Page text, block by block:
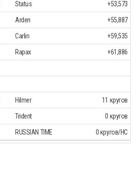
Status +53,573
Arden +55,887
Carlin +59,535
Rapax +61,886
Hilmer 11 кругов
Trident 0 кругов
RUSSIAN TIME 0 кругов/НС